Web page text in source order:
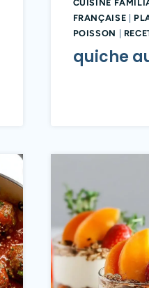
CUISINE
FRANÇAISE |
POISSON |
quiche